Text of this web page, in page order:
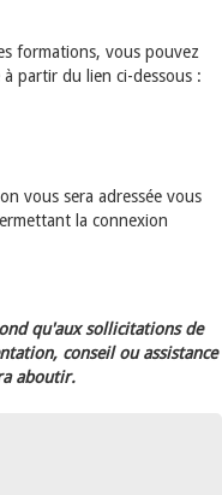
formations, vous pouvez
partir du lien ci-dessous :
vous sera adressée vous
la connexion
qu'aux sollicitations de
conseil ou assistance
aboutir.